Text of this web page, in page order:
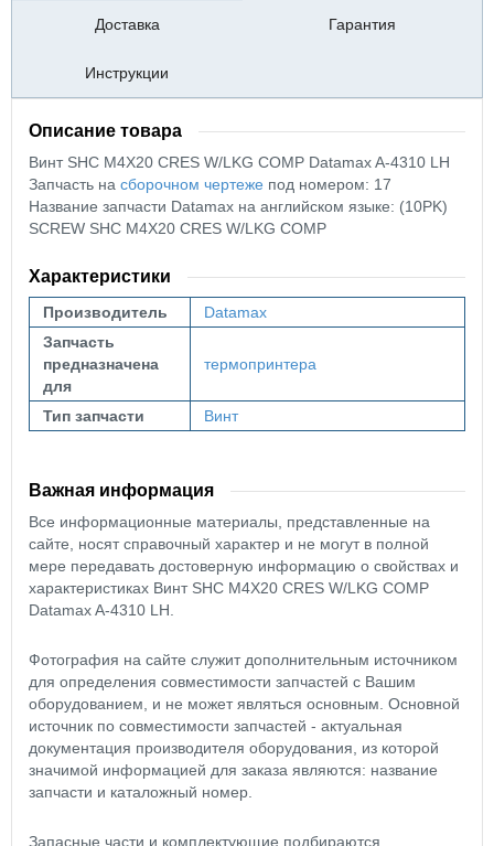
Доставка Гарантия
Инструкции
Описание товара
Винт SHC M4X20 CRES W/LKG COMP Datamax A-4310 LH
Запчасть на сборочном чертеже под номером: 17
Название запчасти Datamax на английском языке: (10PK)
SCREW SHC M4X20 CRES W/LKG COMP
Характеристики
Производитель
Datamax
Запчасть
предназначена
для
термопринтера
Тип запчасти Винт
Важная информация
Все информационные материалы, представленные на
сайте, носят справочный характер и не могут в полной
мере передавать достоверную информацию о свойствах и
характеристиках Винт SHC M4X20 CRES W/LKG COMP
Datamax A-4310 LH.
Фотография на сайте служит дополнительным источником
для определения совместимости запчастей с Вашим
оборудованием, и не может являться основным. Основной
источник по совместимости запчастей - актуальная
документация производителя оборудования, из которой
значимой информацией для заказа являются: название
запчасти и каталожный номер.
Запасные части и комплектующие подбираются